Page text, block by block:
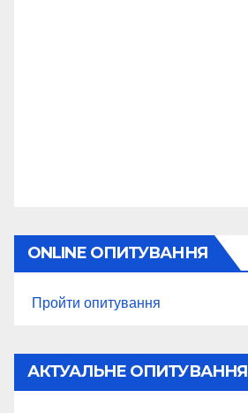
ONLINE ОПИТУВАННЯ
Пройти опитування
АКТУАЛЬНЕ ОПИТУВАННЯ